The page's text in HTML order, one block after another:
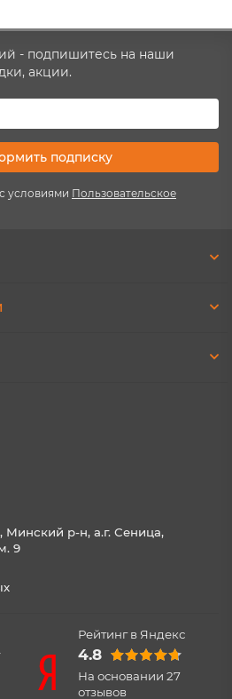
- подпишитесь на наши
акции.
подписку
условиями Пользовательское
Минский р-н, а.г. Сеница,
9
Рейтинг в Яндекс
4.8
На основании 27
отзывов